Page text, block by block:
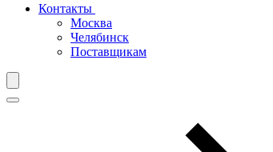
Контакты
Москва
Челябинск
Поставщикам